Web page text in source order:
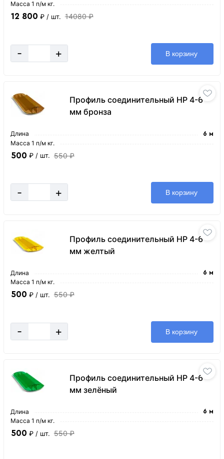
Масса 1 п/м кг.
12 800 ₽ / шт. 14080 ₽
- + В корзину
Профиль соединительный HP 4-6
мм бронза
Длина 6 м
Масса 1 п/м кг.
500 ₽ / шт. 550 ₽
- + В корзину
Профиль соединительный HP 4-6
мм желтый
Длина 6 м
Масса 1 п/м кг.
500 ₽ / шт. 550 ₽
- + В корзину
Профиль соединительный HP 4-6
мм зелёный
Длина 6 м
Масса 1 п/м кг.
500 ₽ / шт. 550 ₽